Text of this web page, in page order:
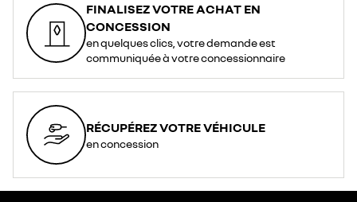
FINALISEZ VOTRE ACHAT EN
CONCESSION
en quelques clics, votre demande est
communiquée à votre concessionnaire
RÉCUPÉREZ VOTRE VÉHICULE
en concession